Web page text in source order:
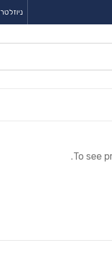
ניוזלטר
To see